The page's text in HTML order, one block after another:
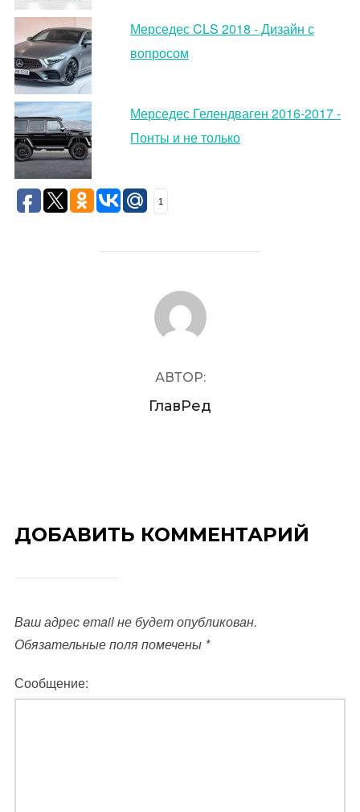
Мерседес CLS 2018 - Дизайн с
вопросом
Мерседес Гелендваген 2016-2017 -
Понты и не только
1
АВТОР ЗАПИСИ
АВТОР:
ГлавРед
ДОБАВИТЬ КОММЕНТАРИЙ
Ваш адрес email не будет опубликован.
Обязательные поля помечены *
Сообщение: